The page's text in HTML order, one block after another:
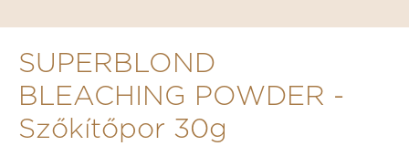
SUPERBLOND
BLEACHING POWDER -
Szőkítőpor 30g